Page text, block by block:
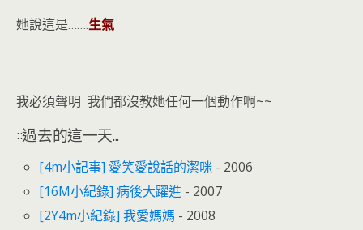
她說這是…….生氣
我必須聲明 我們都沒教她任何一個動作啊~~
::過去的這一天...
[4m小記事] 愛笑愛說話的潔咪 - 2006
[16M小紀錄] 病後大躍進 - 2007
[2Y4m小紀錄] 我愛媽媽 - 2008